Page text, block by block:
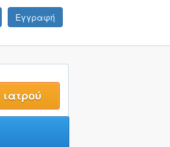
Εγγραφή